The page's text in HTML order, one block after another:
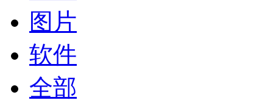
图片
软件
全部